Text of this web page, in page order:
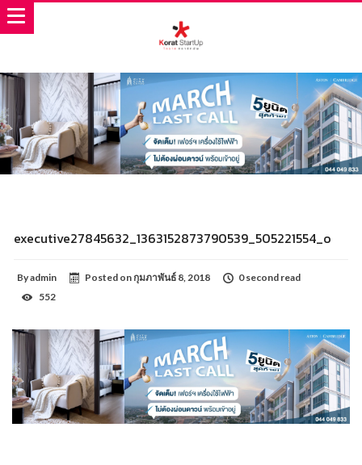
executive27845632_1363152873790539_505221554_o
Byadmin Posted on กุมภาพันธ์ 8, 2018
0 second read
552